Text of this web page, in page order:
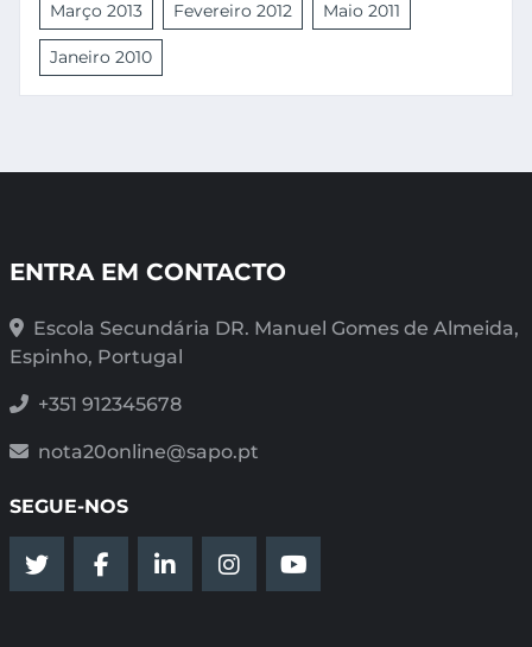
Março 2013 Fevereiro 2012 Maio 2011
Janeiro 2010
ENTRA EM CONTACTO
Escola Secundária DR. Manuel Gomes de Almeida,
Espinho, Portugal
+351 912345678
nota20online@sapo.pt
SEGUE-NOS